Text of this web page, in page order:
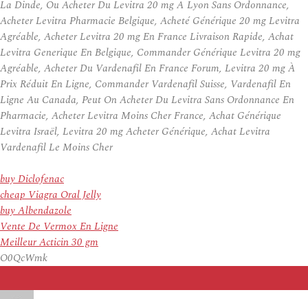
La Dinde, Ou Acheter Du Levitra 20 mg A Lyon Sans Ordonnance,
Acheter Levitra Pharmacie Belgique, Acheté Générique 20 mg Levitra
Agréable, Acheter Levitra 20 mg En France Livraison Rapide, Achat
Levitra Generique En Belgique, Commander Générique Levitra 20 mg
Agréable, Acheter Du Vardenafil En France Forum, Levitra 20 mg À
Prix Réduit En Ligne, Commander Vardenafil Suisse, Vardenafil En
Ligne Au Canada, Peut On Acheter Du Levitra Sans Ordonnance En
Pharmacie, Acheter Levitra Moins Cher France, Achat Générique
Levitra Israël, Levitra 20 mg Acheter Générique, Achat Levitra
Vardenafil Le Moins Cher
buy Diclofenac
cheap Viagra Oral Jelly
buy Albendazole
Vente De Vermox En Ligne
Meilleur Acticin 30 gm
O0QcWmk